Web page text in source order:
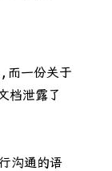
而一份关于
档泄露了
沟通的语